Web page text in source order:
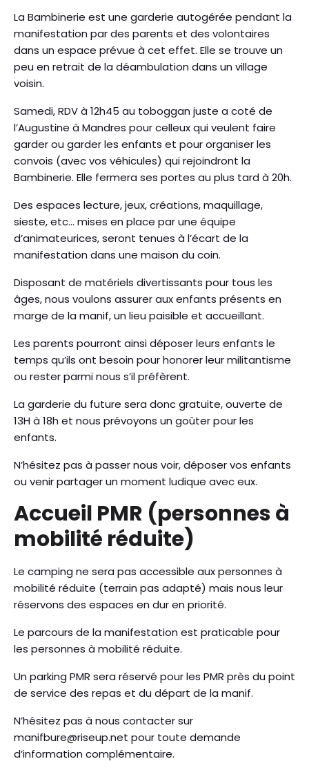
La Bambinerie est une garderie autogérée pendant la
manifestation par des parents et des volontaires
dans un espace prévue à cet effet. Elle se trouve un
peu en retrait de la déambulation dans un village
voisin.
Samedi, RDV à 12h45 au toboggan juste a coté de
l’Augustine à Mandres pour celleux qui veulent faire
garder ou garder les enfants et pour organiser les
convois (avec vos véhicules) qui rejoindront la
Bambinerie. Elle fermera ses portes au plus tard à 20h.
Des espaces lecture, jeux, créations, maquillage,
sieste, etc… mises en place par une équipe
d’animateurices, seront tenues à l’écart de la
manifestation dans une maison du coin.
Disposant de matériels divertissants pour tous les
âges, nous voulons assurer aux enfants présents en
marge de la manif, un lieu paisible et accueillant.
Les parents pourront ainsi déposer leurs enfants le
temps qu’ils ont besoin pour honorer leur militantisme
ou rester parmi nous s’il préfèrent.
La garderie du future sera donc gratuite, ouverte de
13H à 18h et nous prévoyons un goûter pour les
enfants.
N’hésitez pas à passer nous voir, déposer vos enfants
ou venir partager un moment ludique avec eux.
Accueil PMR (personnes à
mobilité réduite)
Le camping ne sera pas accessible aux personnes à
mobilité réduite (terrain pas adapté) mais nous leur
réservons des espaces en dur en priorité.
Le parcours de la manifestation est praticable pour
les personnes à mobilité réduite.
Un parking PMR sera réservé pour les PMR près du point
de service des repas et du départ de la manif.
N’hésitez pas à nous contacter sur
manifbure@riseup.net pour toute demande
d’information complémentaire.